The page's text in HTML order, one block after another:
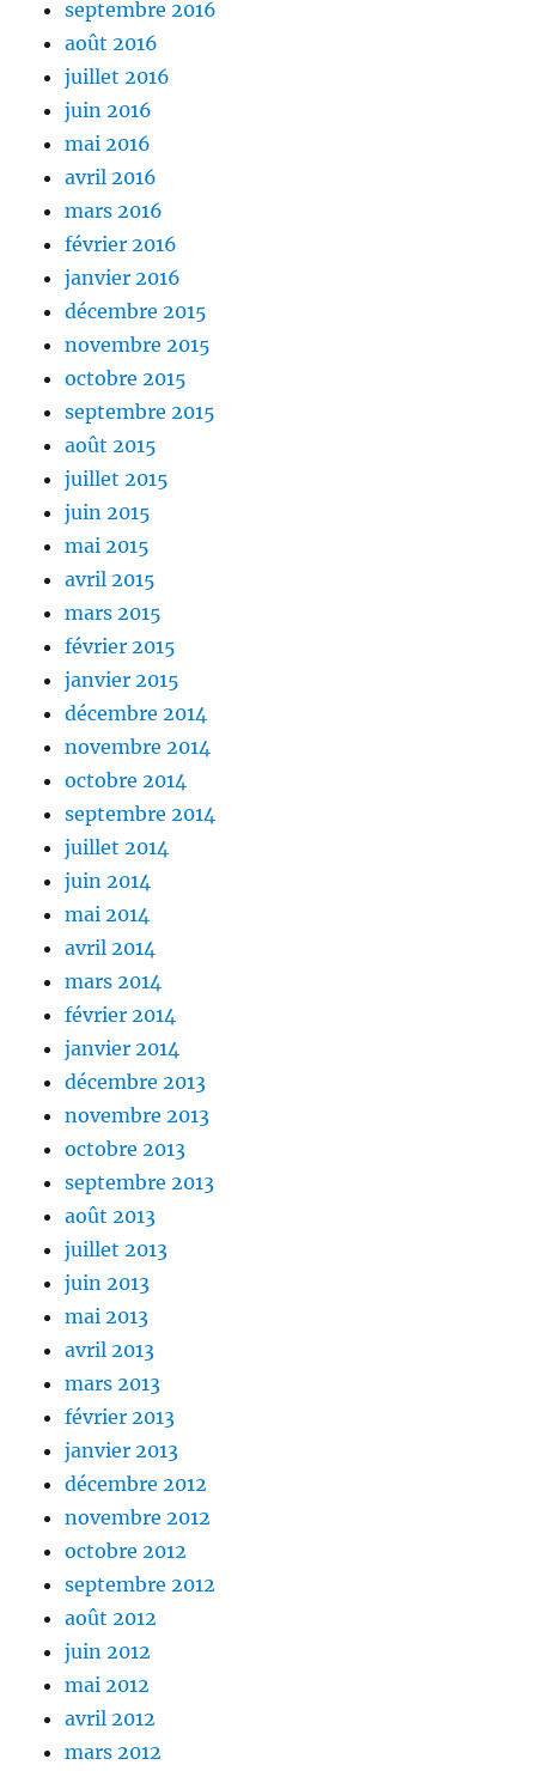
septembre 2016
août 2016
juillet 2016
juin 2016
mai 2016
avril 2016
mars 2016
février 2016
janvier 2016
décembre 2015
novembre 2015
octobre 2015
septembre 2015
août 2015
juillet 2015
juin 2015
mai 2015
avril 2015
mars 2015
février 2015
janvier 2015
décembre 2014
novembre 2014
octobre 2014
septembre 2014
juillet 2014
juin 2014
mai 2014
avril 2014
mars 2014
février 2014
janvier 2014
décembre 2013
novembre 2013
octobre 2013
septembre 2013
août 2013
juillet 2013
juin 2013
mai 2013
avril 2013
mars 2013
février 2013
janvier 2013
décembre 2012
novembre 2012
octobre 2012
septembre 2012
août 2012
juin 2012
mai 2012
avril 2012
mars 2012